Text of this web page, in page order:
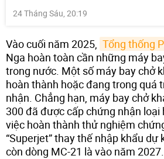
24 Tháng Sáu, 20:19
Vào cuối năm 2025, Tổng thống
Nga hoàn toàn cần những máy
trong nước. Một số máy bay chở
hoàn thành hoặc đang trong quá
nhận. Chẳng hạn, máy bay chở
300 đã được cấp chứng nhận loại
việc hoàn thành thử nghiệm
“Superjet” thay thế nhập khẩu dự
còn dòng MC-21 là vào năm 2027.